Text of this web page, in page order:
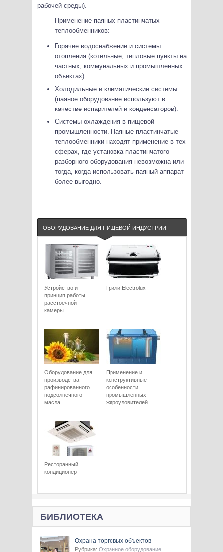
рабочей среды).
Применение паяных пластинчатых
теплообменников:
Горячее водоснабжение и системы
отопления (котельные, тепловые пункты на
частных, коммунальных и промышленных
объектах).
Холодильные и климатические системы
(паяное оборудование используют в
качестве испарителей и конденсаторов).
Системы охлаждения в пищевой
промышленности. Паяные пластинчатые
теплообменники находят применение в тех
сферах, где установка пластинчатого
разборного оборудования невозможна или
тогда, когда использовать паяный аппарат
более выгодно.
ОБОРУДОВАНИЕ ДЛЯ ПИЩЕВОЙ ИНДУСТРИИ
Устройство и
принцип работы
расстоечной
камеры
Грили Electrolux
Оборудование для
производства
рафинированного
подсолнечного
масла
Применение и
конструктивные
особенности
промышленных
жироуловителей
Ресторанный
кондиционер
БИБЛИОТЕКА
Охрана торговых объектов
Рубрика: Охранное оборудование